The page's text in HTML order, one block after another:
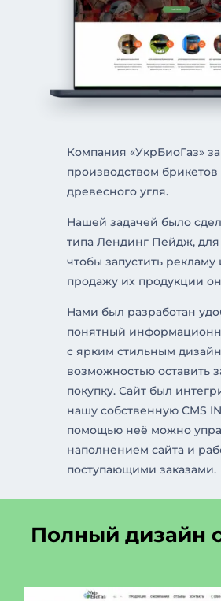
Компания «УкрБиоГаз»
производством брикетов
древесного угля.
Нашей задачей было
типа Лендинг Пейдж, для
чтобы запустить рекламу
продажу их продукции
Нами был разработан
понятный
с ярким стильным
возможностью оставить
покупку. Сайт был
нашу собственную CMS
помощью неё можно
наполнением сайта и
поступающими заказами.
Полный дизайн